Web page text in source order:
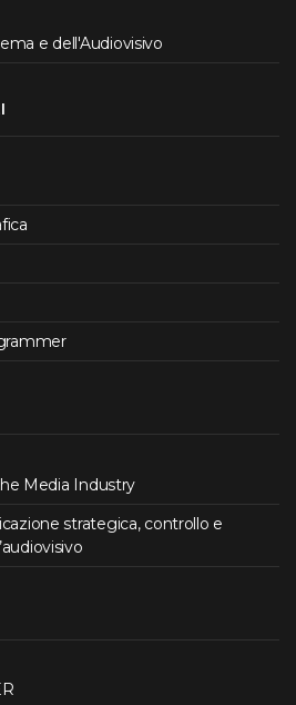
e dell'Audiovisivo
Media Industry
strategica, controllo e